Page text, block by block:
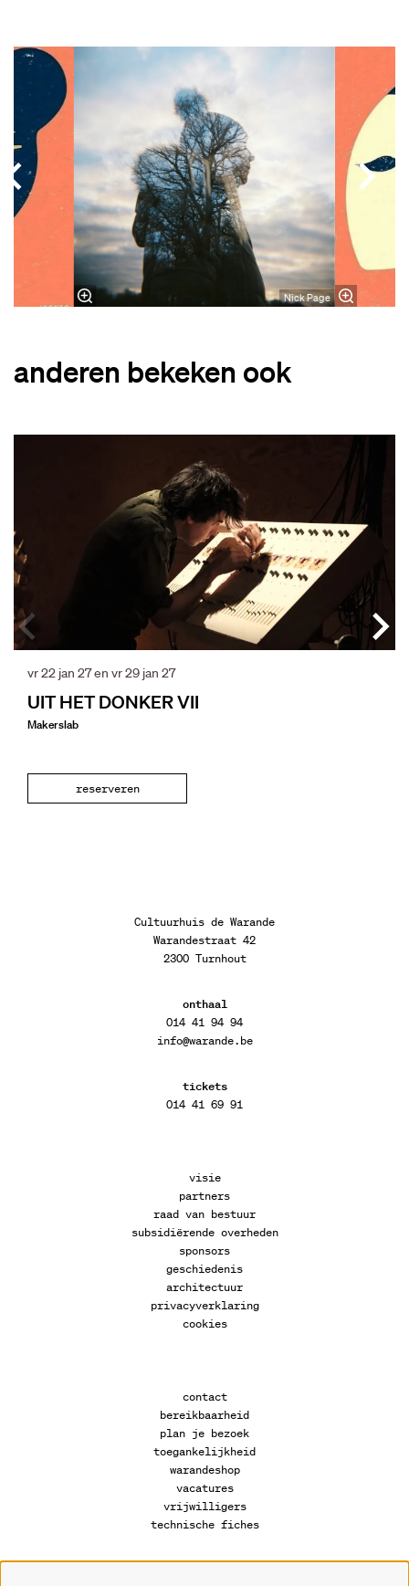
Overslaan
Nick Page
anderen bekeken ook
UIT HET DONKER VII
Makerslab
vr 22 jan 27en vr 29 jan 27
reserveren
Cultuurhuis de Warande
Warandestraat 42
2300 Turnhout
onthaal
014 41 94 94
info@warande.be
tickets
014 41 69 91
visie
partners
raad van bestuur
subsidiërende overheden
sponsors
geschiedenis
architectuur
privacyverklaring
cookies
contact
bereikbaarheid
plan je bezoek
toegankelijkheid
warandeshop
vacatures
vrijwilligers
technische fiches